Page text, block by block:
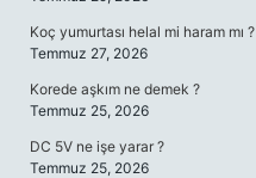
Koç yumurtası helal mi haram mı ?
Temmuz 27, 2026
Korede aşkım ne demek ?
Temmuz 25, 2026
DC 5V ne işe yarar ?
Temmuz 25, 2026